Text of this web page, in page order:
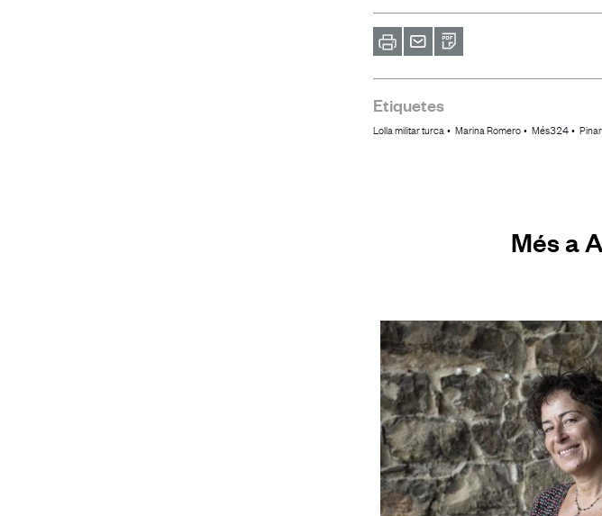
a
amic
Etiquetes
Lolla militar turca Marina Romero Més324
Més a